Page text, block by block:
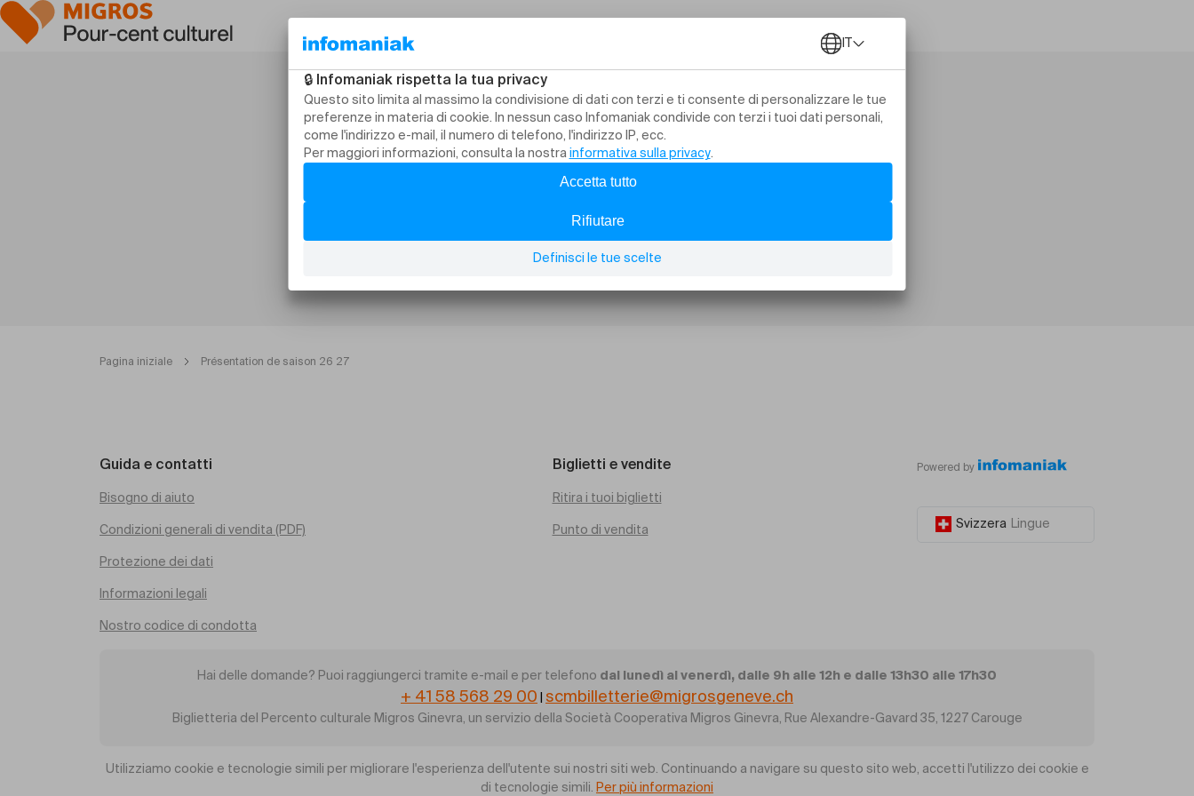
Pagina iniziale Présentation de saison 26 27
Guida e contatti
Bisogno di aiuto
Condizioni generali di vendita (PDF)
Protezione dei dati
Informazioni legali
Nostro codice di condotta
Biglietti e vendite
Ritira i tuoi biglietti
Punto di vendita
Powered by
Svizzera Lingue
Hai delle domande? Puoi raggiungerci tramite e-mail e per telefono dal lunedì al venerdì, dalle 9h alle 12h e dalle 13h30 alle 17h30
+ 41 58 568 29 00 scmbilletterie@migrosgeneve.ch
Biglietteria del Percento culturale Migros Ginevra, un servizio della Società Cooperativa Migros Ginevra, Rue Alexandre-Gavard 35, 1227 Carouge
Utilizziamo cookie e tecnologie simili per migliorare l'esperienza dell'utente sui nostri siti web. Continuando a navigare su questo sito web, accetti l'utilizzo dei cookie e
di tecnologie simili. Per più informazioni